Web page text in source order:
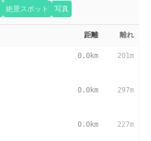
絶景スポット 写真
距離 離れ
0.0km 201m
0.0km 297m
0.0km 227m